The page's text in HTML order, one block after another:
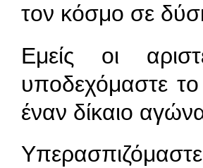
τον κόσμο σε
Εμείς οι
υποδεχόμαστε
έναν δίκαιο